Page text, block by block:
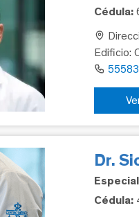
Cédula:
Edificio:
Dr.
Cédula: